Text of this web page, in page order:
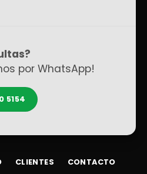
por WhatsApp!
5154
CLIENTES CONTACTO